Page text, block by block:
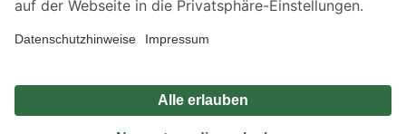
Umständen nicht in allen Märkten verfügbar. Die angegebenen Verfügbarkeiten beziehen
Produkte nur solange der Vorrat reicht.
*Paketversand ab 59 € versandkostenfrei, gilt nicht für Artikel mit Speditionsversand, hier
Privatsphäre Impressum
Nutzungsbedingungen
Widerrufsrecht
Vertrag widerrufen